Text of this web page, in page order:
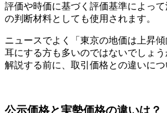
評価や時価に基づく評価基準によっ
の判断材料としても使用されます。
ニュースでよく「東京の地価は上昇
耳にする方も多いのではないでしょ
解説する前に、取引価格との違いにつ
公示価格と実勢価格の違いは？